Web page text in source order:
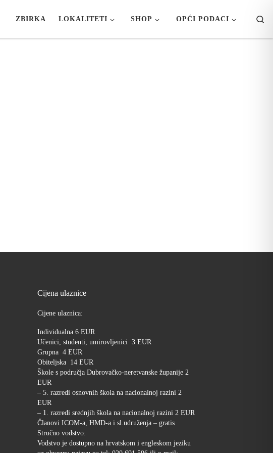
ZBIRKA LOKALITETI SHOP OPĆI PODACI
Cijena ulaznice
Cijene ulaznica:
Individualna 6 EUR
Učenici, studenti, umirovljenici 3 EUR
Grupna 4 EUR
Obiteljska 14 EUR
Škole s područja Dubrovačko-neretvanske županije 2
EUR
– 5. razredi osnovnih škola na nacionalnoj razini 2
EUR
– 1. razredi srednjih škola na nacionalnoj razini 2 EUR
Članovi ICOM-a, HMD-a i sl.udruženja – gratis
Stručno vodstvo:
Vodstvo je dostupno na hrvatskom i engleskom jeziku